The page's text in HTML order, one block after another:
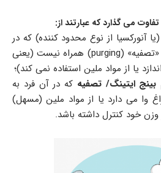
(یا آنورکسیا از نوع محدود کننده) که در
آن گرسنگی دادن به خود با «تصفیه» (purging) همراه نیست (یعنی
یا از مواد ملین استفاده نمی کند)؛
بینج ایتینگ/ تصفیه که در آن فرد به
وا می دارد یا از مواد ملين (مسهل)
وزن خود کنترل داشته باشد.